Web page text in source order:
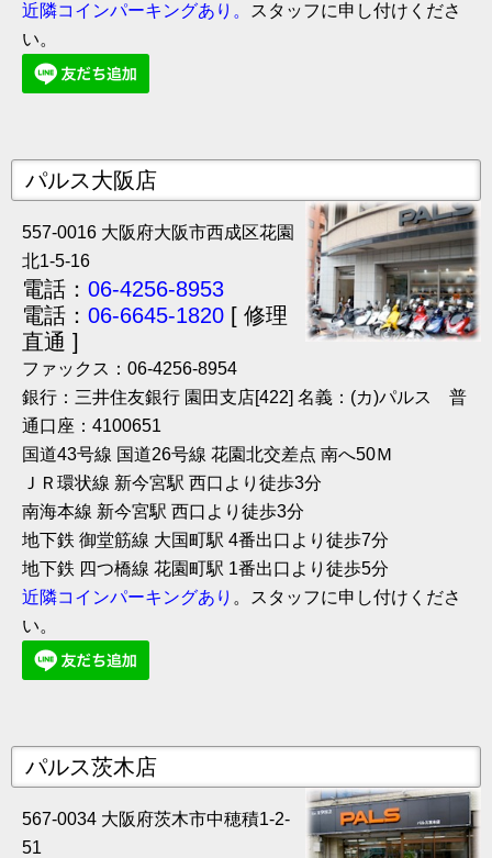
近隣コインパーキングあり。
スタッフに申し付けくださ
い。
パルス大阪店
557-0016 大阪府大阪市西成区花園
北1-5-16
電話： 06-4256-8953
電話： 06-6645-1820 [ 修理
直通 ]
ファックス：06-4256-8954
銀行：三井住友銀行 園田支店[422] 名義：(カ)パルス 普
通口座：4100651
国道43号線 国道26号線 花園北交差点 南へ50Ｍ
ＪＲ環状線 新今宮駅 西口より徒歩3分
南海本線 新今宮駅 西口より徒歩3分
地下鉄 御堂筋線 大国町駅 4番出口より徒歩7分
地下鉄 四つ橋線 花園町駅 1番出口より徒歩5分
近隣コインパーキングあり 。スタッフに申し付けくださ
い。
パルス茨木店
567-0034 大阪府茨木市中穂積1-2-
51